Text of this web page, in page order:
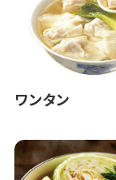
ワンタン